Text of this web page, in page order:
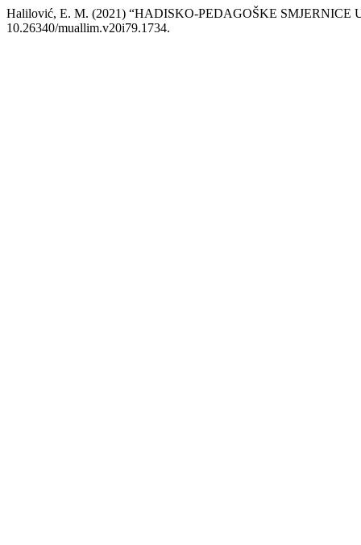
Halilović, E. M. (2021) “HADISKO-PEDAGOŠKE
10.26340/muallim.v20i79.1734.